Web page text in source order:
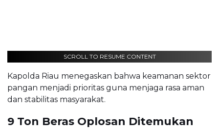
SCROLL TO RESUME CONTENT
Kapolda Riau menegaskan bahwa keamanan sektor
pangan menjadi prioritas guna menjaga rasa aman
dan stabilitas masyarakat.
9 Ton Beras Oplosan Ditemukan